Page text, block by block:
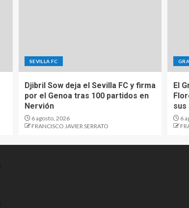
SEVILLA FC
Djibril Sow deja el Sevilla FC y firma
por el Genoa tras 100 partidos en
Nervión
6 agosto, 2026
FRANCISCO JAVIER SERRATO
El
sus
6